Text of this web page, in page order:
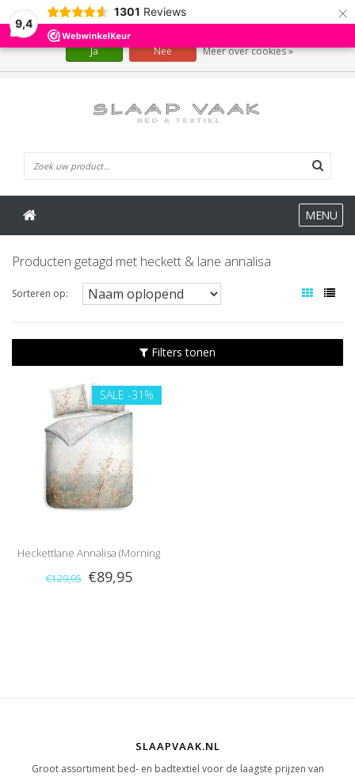
9,4
1301 Reviews ×
MENU
Producten getagd met heckett & lane annalisa
Sorteren op:
Filters tonen
SALE -31%
Heckettlane Annalisa (Morning
€129,95 €89,95
SLAAPVAAK.NL
Groot assortiment bed- en badtextiel voor de laagste prijzen van
Wij slaan cookies op om onze website te verbeteren. Is dat akkoord?
Ja Nee Meer over cookies »